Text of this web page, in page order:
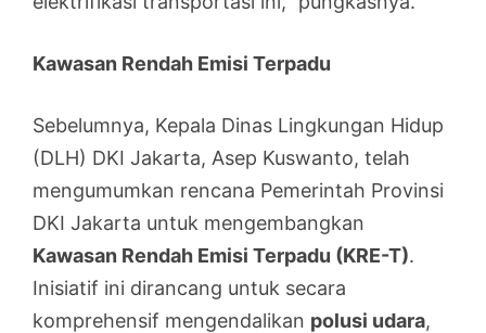
Kawasan Rendah Emisi Terpadu
Sebelumnya, Kepala Dinas Lingkungan Hidup
(DLH) DKI Jakarta, Asep Kuswanto, telah
mengumumkan rencana Pemerintah Provinsi
DKI Jakarta untuk mengembangkan
Kawasan Rendah Emisi Terpadu (KRE-T).
Inisiatif ini dirancang untuk secara
komprehensif mengendalikan polusi udara,